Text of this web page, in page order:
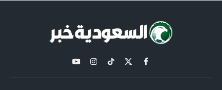
فيسبوك
X
(Twitter)
تيكتوكالانستغراميوتيوب